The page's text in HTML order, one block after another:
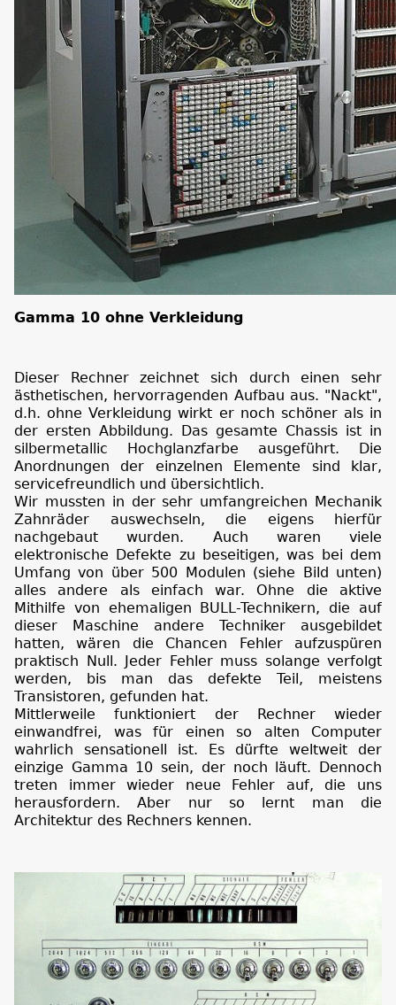
Gamma 10 ohne Verkleidung
Dieser Rechner zeichnet sich durch einen sehr
ästhetischen, hervorragenden Aufbau aus. "Nackt",
d.h. ohne Verkleidung wirkt er noch schöner als in
der ersten Abbildung. Das gesamte Chassis ist in
silbermetallic Hochglanzfarbe ausgeführt. Die
Anordnungen der einzelnen Elemente sind klar,
servicefreundlich und übersichtlich.
Wir mussten in der sehr umfangreichen Mechanik
Zahnräder auswechseln, die eigens hierfür
nachgebaut wurden. Auch waren viele
elektronische Defekte zu beseitigen, was bei dem
Umfang von über 500 Modulen (siehe Bild unten)
alles andere als einfach war. Ohne die aktive
Mithilfe von ehemaligen BULL-Technikern, die auf
dieser Maschine andere Techniker ausgebildet
hatten, wären die Chancen Fehler aufzuspüren
praktisch Null. Jeder Fehler muss solange verfolgt
werden, bis man das defekte Teil, meistens
Transistoren, gefunden hat.
Mittlerweile funktioniert der Rechner wieder
einwandfrei, was für einen so alten Computer
wahrlich sensationell ist. Es dürfte weltweit der
einzige Gamma 10 sein, der noch läuft. Dennoch
treten immer wieder neue Fehler auf, die uns
herausfordern. Aber nur so lernt man die
Architektur des Rechners kennen.